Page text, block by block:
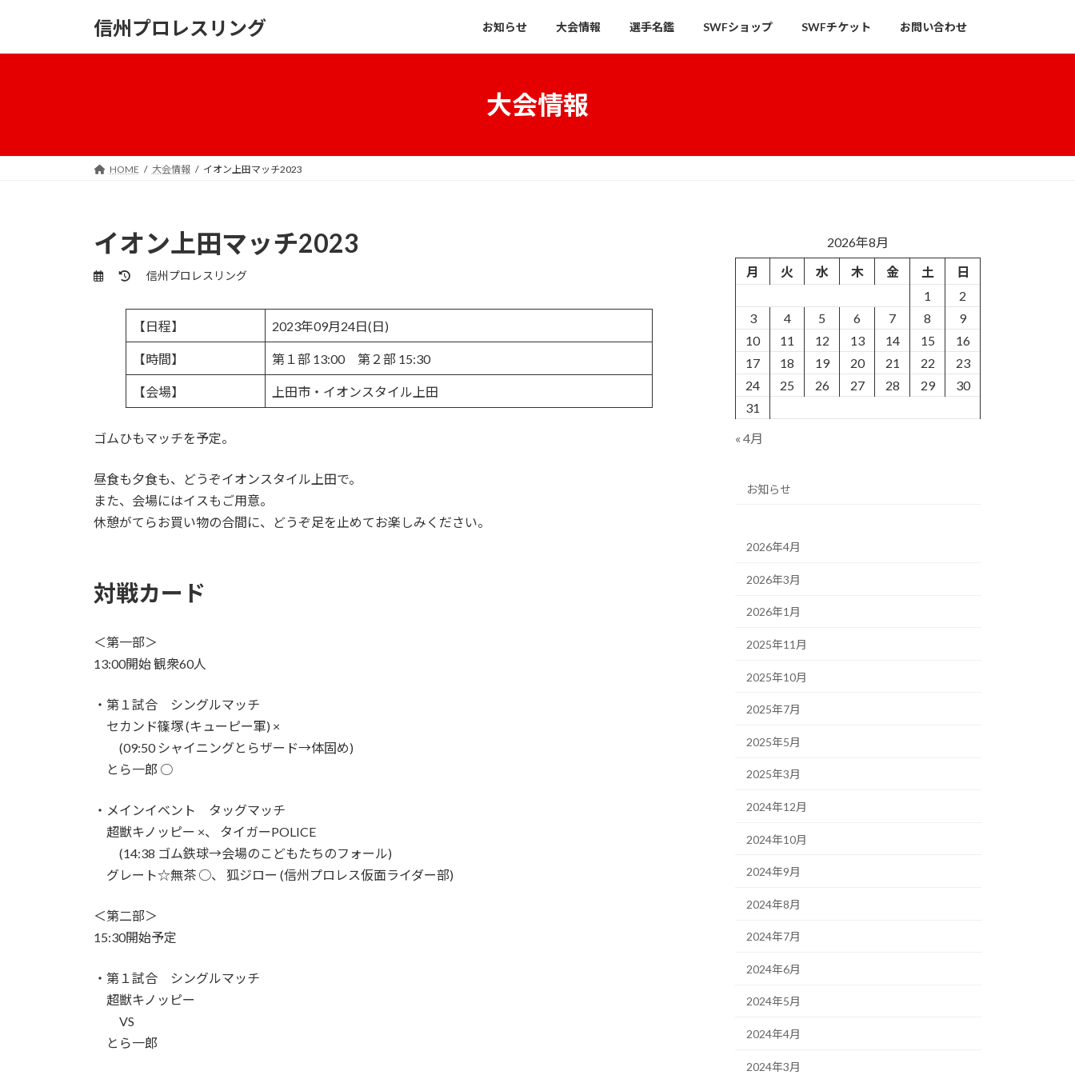
信州プロレスリング お知らせ 大会情報 選手名鑑 SWFショップ SWFチケット お問い合わせ
大会情報
HOME 大会情報 イオン上田マッチ2023
イオン上田マッチ2023
最
更
新
日
時
信州プロレスリング
【日程】 2023年09月24日(日)
【時間】 第１部 13:00 第２部 15:30
【会場】 上田市・イオンスタイル上田
ゴムひもマッチを予定。
昼食も夕食も、どうぞイオンスタイル上田で。
また、会場にはイスもご用意。
休憩がてらお買い物の合間に、どうぞ足を止めてお楽しみください。
対戦カード
＜第一部＞
13:00開始 観衆60人
・第１試合 シングルマッチ
セカンド篠塚 (キューピー軍) ×
(09:50 シャイニングとらザード→体固め)
とら一郎 ○
・メインイベント タッグマッチ
超獣キノッピー ×、 タイガーPOLICE
(14:38 ゴム鉄球→会場のこどもたちのフォール)
グレート☆無茶 ○、 狐ジロー (信州プロレス仮面ライダー部)
＜第二部＞
15:30開始予定
・第１試合 シングルマッチ
超獣キノッピー
VS
とら一郎
2026年8月
月
火 水 木 金 土
日
1
2
3
4 5 6 7 8
9
10
11 12 13 14 15
16
17
18 19 20 21 22
23
24
25 26 27 28 29
30
31
« 4月
お知らせ
2026年4月
2026年3月
2026年1月
2025年11月
2025年10月
2025年7月
2025年5月
2025年3月
2024年12月
2024年10月
2024年9月
2024年8月
2024年7月
2024年6月
2024年5月
2024年4月
2024年3月